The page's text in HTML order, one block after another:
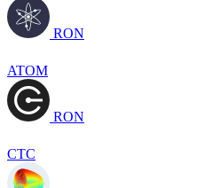
RON
ATOM
RON
CTC